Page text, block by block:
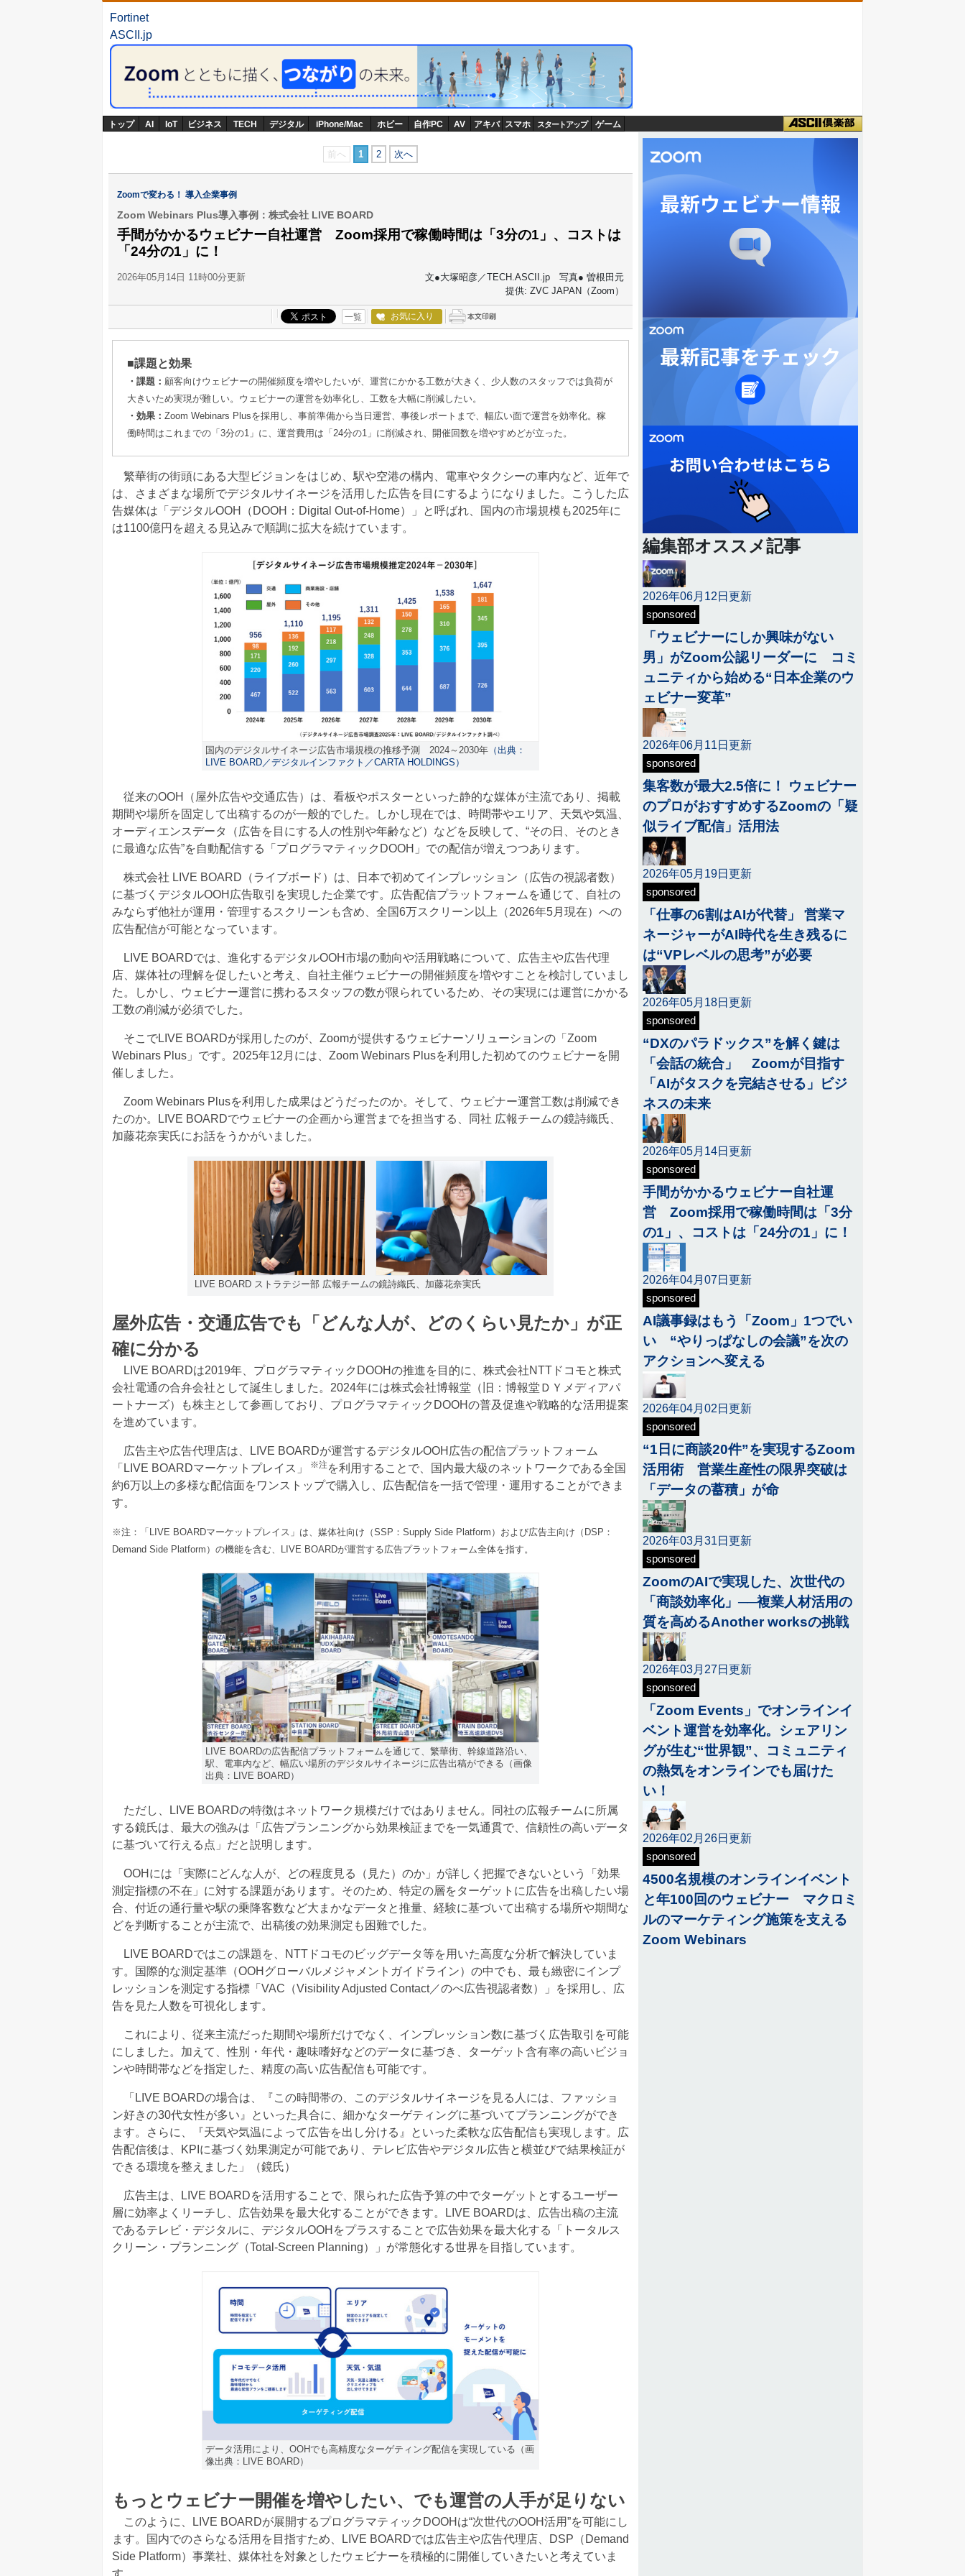
Fortinet
ASCII.jp
トップ AI IoT ビジネス TECH デジタル iPhone/Mac ホビー 自作PC AV アキバ スマホ スタートアップ ゲーム
前へ 1 2 次へ
Zoomで変わる！ 導入企業事例
Zoom Webinars Plus導入事例：株式会社 LIVE BOARD
手間がかかるウェビナー自社運営 Zoom採用で稼働時間は「3分の1」、コストは
「24分の1」に！
2026年05月14日 11時00分更新
文●大塚昭彦／TECH.ASCII.jp 写真● 曽根田元
提供: ZVC JAPAN（Zoom）
一覧 お気に入り
■課題と効果
・課題： 顧客向けウェビナーの開催頻度を増やしたいが、運営にかかる工数が大きく、少人数のスタッフでは負荷が
大きいため実現が難しい。ウェビナーの運営を効率化し、工数を大幅に削減したい。
・効果： Zoom Webinars Plusを採用し、事前準備から当日運営、事後レポートまで、幅広い面で運営を効率化。稼
働時間はこれまでの「3分の1」に、運営費用は「24分の1」に削減され、開催回数を増やすめどが立った。
繁華街の街頭にある大型ビジョンをはじめ、駅や空港の構内、電車やタクシーの車内など、近年で
は、さまざまな場所でデジタルサイネージを活用した広告を目にするようになりました。こうした広
告媒体は「デジタルOOH（DOOH：Digital Out-of-Home）」と呼ばれ、国内の市場規模も2025年に
は1100億円を超える見込みで順調に拡大を続けています。
国内のデジタルサイネージ広告市場規模の推移予測 2024～2030年 （出典：
LIVE BOARD／デジタルインファクト／CARTA HOLDINGS）
従来のOOH（屋外広告や交通広告）は、看板やポスターといった静的な媒体が主流であり、掲載
期間や場所を固定して出稿するのが一般的でした。しかし現在では、時間帯やエリア、天気や気温、
オーディエンスデータ（広告を目にする人の性別や年齢など）などを反映して、“その日、そのとき
に最適な広告”を自動配信する「プログラマティックDOOH」での配信が増えつつあります。
株式会社 LIVE BOARD（ライブボード）は、日本で初めてインプレッション（広告の視認者数）
に基づくデジタルOOH広告取引を実現した企業です。広告配信プラットフォームを通じて、自社の
みならず他社が運用・管理するスクリーンも含め、全国6万スクリーン以上（2026年5月現在）への
広告配信が可能となっています。
LIVE BOARDでは、進化するデジタルOOH市場の動向や活用戦略について、広告主や広告代理
店、媒体社の理解を促したいと考え、自社主催ウェビナーの開催頻度を増やすことを検討していまし
た。しかし、ウェビナー運営に携わるスタッフの数が限られているため、その実現には運営にかかる
工数の削減が必須でした。
そこでLIVE BOARDが採用したのが、Zoomが提供するウェビナーソリューションの「Zoom
Webinars Plus」です。2025年12月には、Zoom Webinars Plusを利用した初めてのウェビナーを開
催しました。
Zoom Webinars Plusを利用した成果はどうだったのか。そして、ウェビナー運営工数は削減でき
たのか。LIVE BOARDでウェビナーの企画から運営までを担当する、同社 広報チームの鏡詩織氏、
加藤花奈実氏にお話をうかがいました。
LIVE BOARD ストラテジー部 広報チームの鏡詩織氏、加藤花奈実氏
屋外広告・交通広告でも「どんな人が、どのくらい見たか」が正
確に分かる
LIVE BOARDは2019年、プログラマティックDOOHの推進を目的に、株式会社NTTドコモと株式
会社電通の合弁会社として誕生しました。2024年には株式会社博報堂（旧：博報堂ＤＹメディアパ
ートナーズ）も株主として参画しており、プログラマティックDOOHの普及促進や戦略的な活用提案
を進めています。
広告主や広告代理店は、LIVE BOARDが運営するデジタルOOH広告の配信プラットフォーム
「LIVE BOARDマーケットプレイス」
※注 を利用することで、国内最大級のネットワークである全国
約6万以上の多様な配信面をワンストップで購入し、広告配信を一括で管理・運用することができま
す。
※注：「LIVE BOARDマーケットプレイス」は、媒体社向け（SSP：Supply Side Platform）および広告主向け（DSP：
Demand Side Platform）の機能を含む、LIVE BOARDが運営する広告プラットフォーム全体を指す。
LIVE BOARDの広告配信プラットフォームを通じて、繁華街、幹線道路沿い、
駅、電車内など、幅広い場所のデジタルサイネージに広告出稿ができる（画像
出典：LIVE BOARD）
ただし、LIVE BOARDの特徴はネットワーク規模だけではありません。同社の広報チームに所属
する鏡氏は、最大の強みは「広告プランニングから効果検証までを一気通貫で、信頼性の高いデータ
に基づいて行える点」だと説明します。
OOHには「実際にどんな人が、どの程度見る（見た）のか」が詳しく把握できないという「効果
測定指標の不在」に対する課題があります。そのため、特定の層をターゲットに広告を出稿したい場
合、付近の通行量や駅の乗降客数など大まかなデータと推量、経験に基づいて出稿する場所や期間な
どを判断することが主流で、出稿後の効果測定も困難でした。
LIVE BOARDではこの課題を、NTTドコモのビッグデータ等を用いた高度な分析で解決していま
す。国際的な測定基準（OOHグローバルメジャメントガイドライン）の中でも、最も緻密にインプ
レッションを測定する指標「VAC（Visibility Adjusted Contact／のべ広告視認者数）」を採用し、広
告を見た人数を可視化します。
これにより、従来主流だった期間や場所だけでなく、インプレッション数に基づく広告取引を可能
にしました。加えて、性別・年代・趣味嗜好などのデータに基づき、ターゲット含有率の高いビジョ
ンや時間帯などを指定した、精度の高い広告配信も可能です。
「LIVE BOARDの場合は、『この時間帯の、このデジタルサイネージを見る人には、ファッショ
ン好きの30代女性が多い』といった具合に、細かなターゲティングに基づいてプランニングができ
ます。さらに、『天気や気温によって広告を出し分ける』といった柔軟な広告配信も実現します。広
告配信後は、KPIに基づく効果測定が可能であり、テレビ広告やデジタル広告と横並びで結果検証が
できる環境を整えました」（鏡氏）
広告主は、LIVE BOARDを活用することで、限られた広告予算の中でターゲットとするユーザー
層に効率よくリーチし、広告効果を最大化することができます。LIVE BOARDは、広告出稿の主流
であるテレビ・デジタルに、デジタルOOHをプラスすることで広告効果を最大化する「トータルス
クリーン・プランニング（Total-Screen Planning）」が常態化する世界を目指しています。
データ活用により、OOHでも高精度なターゲティング配信を実現している（画
像出典：LIVE BOARD）
もっとウェビナー開催を増やしたい、でも運営の人手が足りない
このように、LIVE BOARDが展開するプログラマティックDOOHは“次世代のOOH活用”を可能にし
ます。国内でのさらなる活用を目指すため、LIVE BOARDでは広告主や広告代理店、DSP（Demand
Side Platform）事業社、媒体社を対象としたウェビナーを積極的に開催していきたいと考えていま
編集部オススメ記事
2026年06月12日更新
sponsored
「ウェビナーにしか興味がない
男」がZoom公認リーダーに コミ
ュニティから始める“日本企業のウ
ェビナー変革”
2026年06月11日更新
sponsored
集客数が最大2.5倍に！ ウェビナー
のプロがおすすめするZoomの「疑
似ライブ配信」活用法
2026年05月19日更新
sponsored
「仕事の6割はAIが代替」 営業マ
ネージャーがAI時代を生き残るに
は“VPレベルの思考”が必要
2026年05月18日更新
sponsored
“DXのパラドックス”を解く鍵は
「会話の統合」 Zoomが目指す
「AIがタスクを完結させる」ビジ
ネスの未来
2026年05月14日更新
sponsored
手間がかかるウェビナー自社運
営 Zoom採用で稼働時間は「3分
の1」、コストは「24分の1」に！
2026年04月07日更新
sponsored
AI議事録はもう「Zoom」1つでい
い “やりっぱなしの会議”を次の
アクションへ変える
2026年04月02日更新
sponsored
“1日に商談20件”を実現するZoom
活用術 営業生産性の限界突破は
「データの蓄積」が命
2026年03月31日更新
sponsored
ZoomのAIで実現した、次世代の
「商談効率化」──複業人材活用の
質を高めるAnother worksの挑戦
2026年03月27日更新
sponsored
「Zoom Events」でオンラインイ
ベント運営を効率化。シェアリン
グが生む“世界観”、コミュニティ
の熱気をオンラインでも届けた
い！
2026年02月26日更新
sponsored
4500名規模のオンラインイベント
と年100回のウェビナー マクロミ
ルのマーケティング施策を支える
Zoom Webinars